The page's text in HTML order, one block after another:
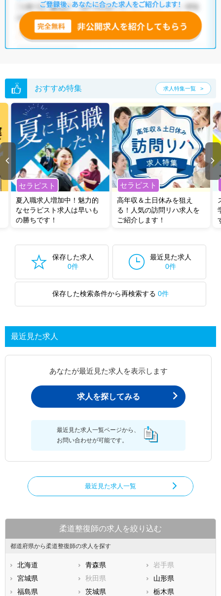
おすすめ特集 求人特集一覧
セラピスト
夏入職求人増加中！魅力的
なセラピスト求人は早いも
の勝ちです！
セラピスト
高年収＆土日休みを狙え
る！人気の訪問リハ求人を
ご紹介します！
保存した求人
0件
最近見た求人
0件
保存した検索条件から再検索する 0件
最近見た求人
あなたが最近見た求人を表示します
求人を探してみる
最近見た求人一覧ページから、
お問い合わせが可能です。
最近見た求人一覧
柔道整復師の求人を絞り込む
都道府県から柔道整復師の求人を探す
北海道 青森県
岩手県
宮城県
秋田県
山形県
福島県
茨城県
栃木県